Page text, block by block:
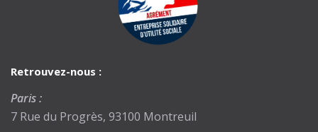
Retrouvez-nous :
Paris :
7 Rue du Progrès, 93100 Montreuil